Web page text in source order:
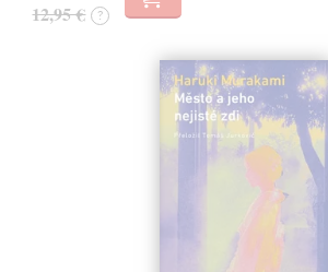
12,95 € ?